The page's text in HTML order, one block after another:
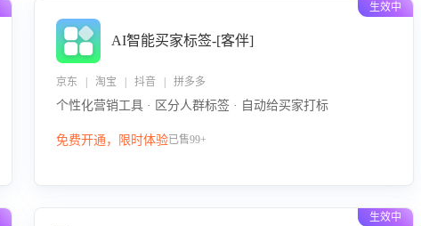
生效中
AI智能买家标签-[客伴]
京东 | 淘宝 | 抖音 | 拼多多
个性化营销工具 · 区分人群标签 · 自动给买家打标
免费开通，限时体验已售99+
生效中